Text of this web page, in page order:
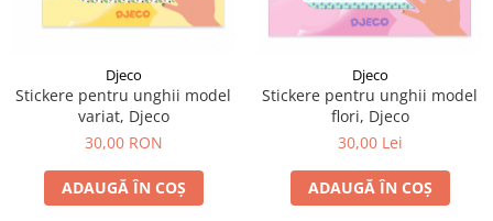
Djeco
Stickere pentru unghii model
variat, Djeco
30,00 RON
ADAUGĂ ÎN COȘ
Djeco
Stickere pentru unghii model
flori, Djeco
30,00 Lei
ADAUGĂ ÎN COȘ